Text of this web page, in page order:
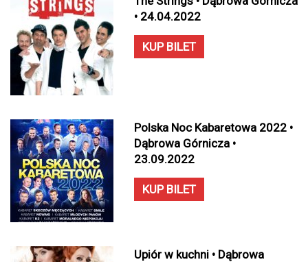
• 24.04.2022
KUP BILET
Polska Noc Kabaretowa 2022 •
Dąbrowa Górnicza •
23.09.2022
KUP BILET
Upiór w kuchni • Dąbrowa